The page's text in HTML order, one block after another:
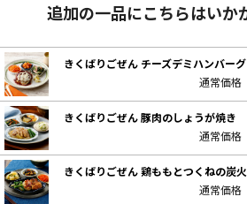
追加の一品にこちらはいか
きくばりごぜん チーズデミハンバーグ
通常価格
きくばりごぜん 豚肉のしょうが焼き
通常価格
きくばりごぜん 鶏ももとつくねの炭
通常価格